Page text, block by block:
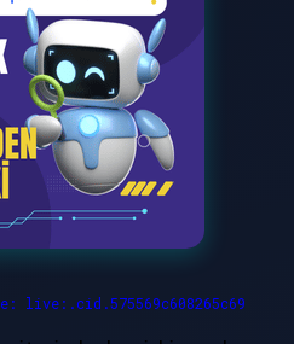
live:.cid.575569c608265c69